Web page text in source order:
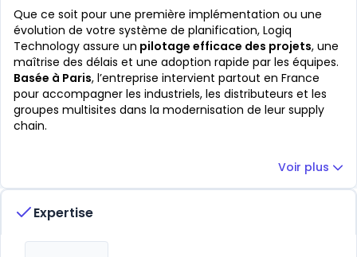
Que ce soit pour une première implémentation ou une
évolution de votre système de planification, Logiq
Technology assure un pilotage efficace des projets, une
maîtrise des délais et une adoption rapide par les équipes.
Basée à Paris, l’entreprise intervient partout en France
pour accompagner les industriels, les distributeurs et les
groupes multisites dans la modernisation de leur supply
chain.
Voir plus
Expertise